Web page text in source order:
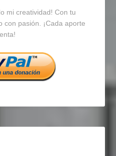
mi creatividad! Con tu
con pasión. ¡Cada aporte